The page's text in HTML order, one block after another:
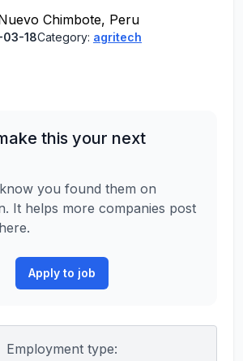
Chimbote, Peru
18Category: agritech
this your next
you found them on
It helps more companies post
Apply to job
Employment type: